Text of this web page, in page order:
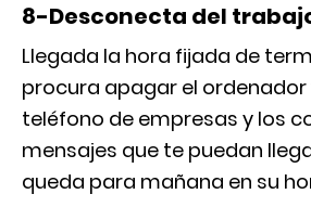
8-Desconecta del
Llegada la hora fijada de
procura apagar el
teléfono de empresas y los
mensajes que te puedan
queda para mañana en su